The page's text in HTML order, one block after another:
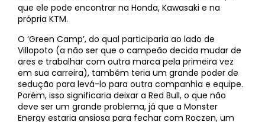
que ele pode encontrar na Honda, Kawasaki e na
própria KTM.
O ‘Green Camp’, do qual participaria ao lado de
Villopoto (a não ser que o campeão decida mudar de
ares e trabalhar com outra marca pela primeira vez
em sua carreira), também teria um grande poder de
sedução para levá-lo para outra companhia e equipe.
Porém, isso significaria deixar a Red Bull, o que não
deve ser um grande problema, já que a Monster
Energy estaria ansiosa para fechar com Roczen, um